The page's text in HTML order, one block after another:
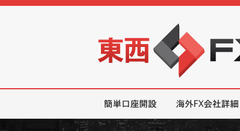
簡単口座開設 海外FX会社詳細